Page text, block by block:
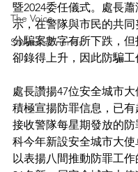
The Voice
Silence’s Friends
暨2024委任儀式。處長
示，在警隊與市民的共
分騙案數字有所下跌，
卻錄得上升，因此防騙工
處長讚揚47位安全城市
積極宣揚防罪信息，已有
接收警隊每星期發放的
科今年新設安全城市大使
以表揚八間推動防罪工